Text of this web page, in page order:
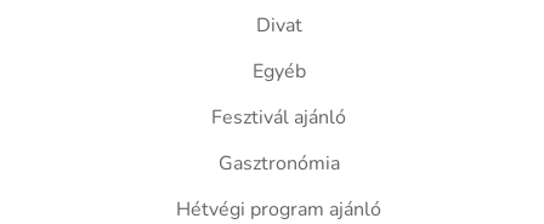
Divat
Egyéb
Fesztivál ajánló
Gasztronómia
Hétvégi program ajánló